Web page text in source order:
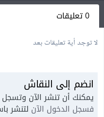
0 تعليقات
لا توجد أية تعليقات بعد
انضم إلى النقاش
يمكنك أن تنشر الآن
فسجل الدخول الآن لتنشر